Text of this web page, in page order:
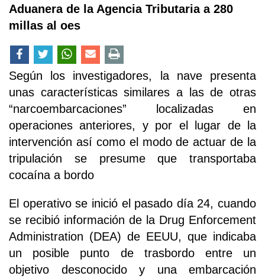
Aduanera de la Agencia Tributaria a 280
millas al oes
Según los investigadores, la nave presenta
unas características similares a las de otras
“narcoembarcaciones” localizadas en
operaciones anteriores, y por el lugar de la
intervención así como el modo de actuar de la
tripulación se presume que transportaba
cocaína a bordo
El operativo se inició el pasado día 24, cuando
se recibió información de la Drug Enforcement
Administration (DEA) de EEUU, que indicaba
un posible punto de trasbordo entre un
objetivo desconocido y una embarcación